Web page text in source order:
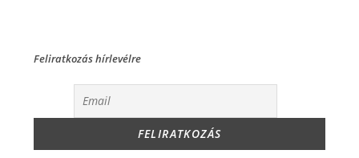
Feliratkozás hírlevélre